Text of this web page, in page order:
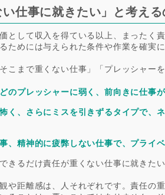
い仕事に就きたい」と考え
として収入を得ている以上、まったく
ためには与えられた条件や作業を確実
こまで重くない仕事」「プレッシャー
のプレッシャーに弱く、前向きに仕事
く、さらにミスを引きずるタイプで、
、精神的に疲弊しない仕事で、プライ
きるだけ責任が重くない仕事に就きた
や距離感は、人それぞれです。責任の